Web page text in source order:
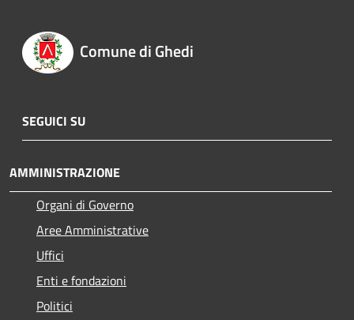
Comune di Ghedi
SEGUICI SU
AMMINISTRAZIONE
Organi di Governo
Aree Amministrative
Uffici
Enti e fondazioni
Politici